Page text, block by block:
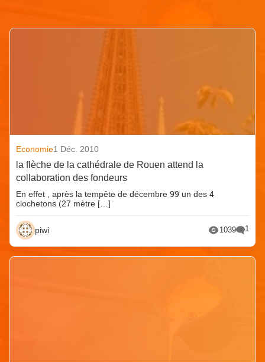
Economie1 Déc. 2010
la flèche de la cathédrale de Rouen attend la
collaboration des fondeurs
En effet , après la tempête de décembre 99 un des 4
clochetons (27 mètre […]
piwi 1039 1